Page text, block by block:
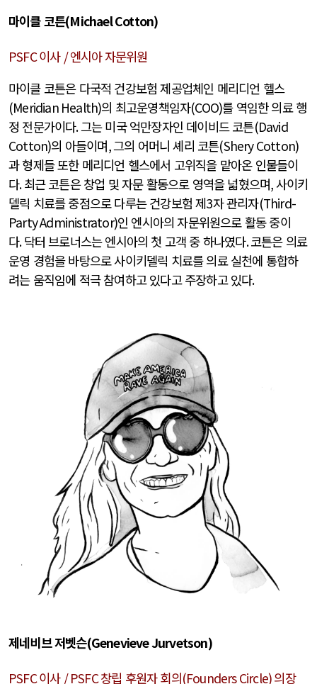
마이클 코튼(Michael Cotton)
PSFC이사 /엔시아자문위원
마이클 코튼은 다국적 건강보험 제공업체인 메리디언 헬스
(Meridian Health)의 최고운영책임자(COO)를 역임한 의료 행
정 전문가이다.그는 미국 억만장자인 데이비드 코튼(David
Cotton)의 아들이며,그의 어머니 셰리 코튼(Shery Cotton)
과 형제들 또한 메리디언 헬스에서 고위직을 맡아온 인물들이
다.최근 코튼은 창업 및 자문 활동으로 영역을 넓혔으며,사이키
델릭 치료를 중점으로 다루는 건강보험 제3자 관리자(Third-
Party Administrator)인 엔시아의 자문위원으로 활동 중이
다.닥터 브로너스는 엔시아의 첫 고객 중 하나였다.코튼은 의료
운영 경험을 바탕으로 사이키델릭 치료를 의료 실천에 통합하
려는 움직임에 적극 참여하고 있다고 주장하고 있다.
제네비브 저벳슨(Genevieve Jurvetson)
PSFC이사 / PSFC창립 후원자 회의(Founders Circle)의장